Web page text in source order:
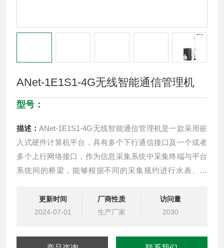
ANet-1E1S1-4G无线智能通信管理机
型号：
描述：ANet-1E1S1-4G无线智能通信管理机是一款采用嵌
入式硬件计算机平台，具有多个下行通信接口及一个或者
多个上行网络接口，作为信息采集系统中采集终端与平台
系统间的桥梁，能够根据不同的采集规约进行水表、气
相应的规约转发现场设备的数据给平台系统。
更新时间
2024-07-01
厂商性质
生产厂家
访问量
2030